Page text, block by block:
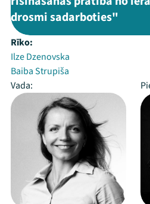
drosmi sadarboties"
Rīko:
Ilze Dzenovska
Baiba Strupiša
Vada: